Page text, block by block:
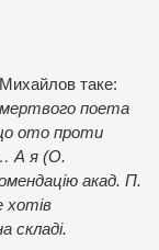
таке:
мертвого поета
ото проти
А я (О.
акад. П.
хотів
складі.